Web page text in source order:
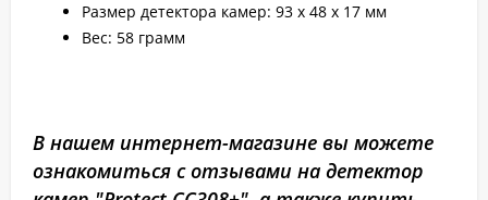
Размер детектора камер: 93 х 48 х 17 мм
Вес: 58 грамм
В нашем интернет-магазине вы можете
ознакомиться с отзывами на детектор